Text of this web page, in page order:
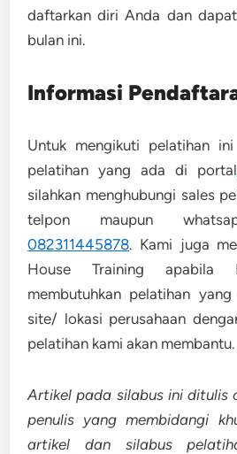
daftarkan diri Anda dan
bulan ini.
Informasi
Untuk mengikuti pelatihan
pelatihan yang ada di portal
silahkan menghubungi sales
telpon maupun
082311445878. Kami juga
House Training apabila
membutuhkan pelatihan
site/ lokasi perusahaan
pelatihan kami akan membantu.
Artikel pada silabus ini ditulis
penulis yang membidangi
artikel dan silabus